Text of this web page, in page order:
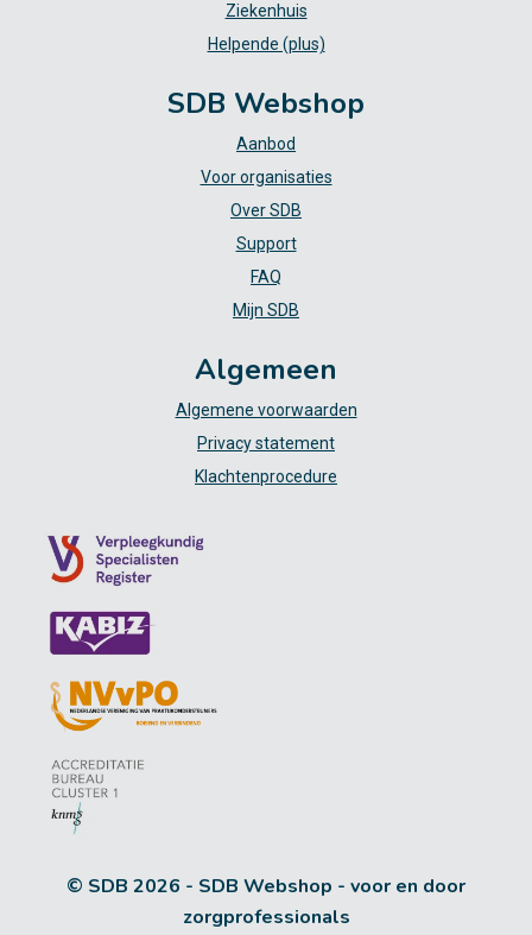
Ziekenhuis
Helpende (plus)
SDB Webshop
Aanbod
Voor organisaties
Over SDB
Support
FAQ
Mijn SDB
Algemeen
Algemene voorwaarden
Privacy statement
Klachtenprocedure
© SDB 2026 - SDB Webshop - voor en door
zorgprofessionals